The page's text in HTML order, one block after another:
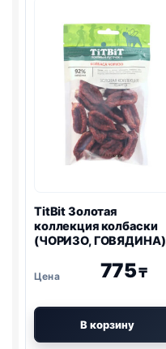
КРОЛИК)
100г
TitBit Золотая
коллекция колбаски
(ЧОРИЗО, ГОВЯДИНА)
775₸
В корзину